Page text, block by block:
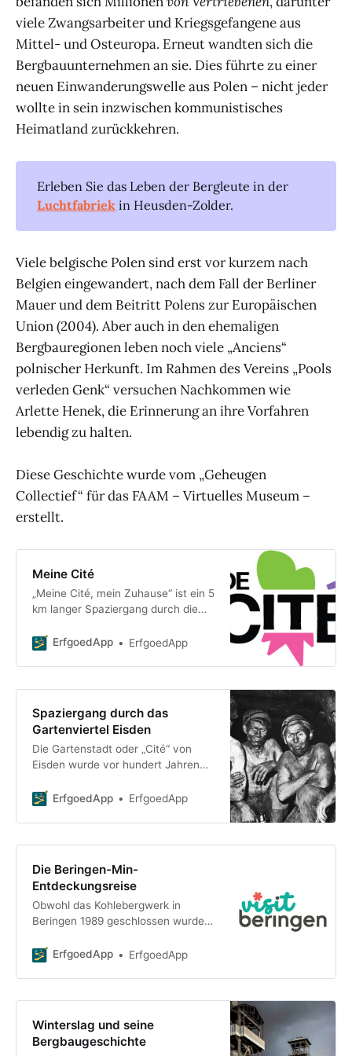
viele Zwangsarbeiter und Kriegsgefangene aus
Mittel- und Osteuropa. Erneut wandten sich die
Bergbauunternehmen an sie. Dies führte zu einer
neuen Einwanderungswelle aus Polen – nicht jeder
wollte in sein inzwischen kommunistisches
Heimatland zurückkehren.
Erleben Sie das Leben der Bergleute in der
Luchtfabriek in Heusden-Zolder.
Viele belgische Polen sind erst vor kurzem nach
Belgien eingewandert, nach dem Fall der Berliner
Mauer und dem Beitritt Polens zur Europäischen
Union (2004). Aber auch in den ehemaligen
Bergbauregionen leben noch viele „Anciens“
polnischer Herkunft. Im Rahmen des Vereins „Pools
verleden Genk“ versuchen Nachkommen wie
Arlette Henek, die Erinnerung an ihre Vorfahren
lebendig zu halten.
Diese Geschichte wurde vom „Geheugen
Collectief“ für das FAAM – Virtuelles Museum –
erstellt.
Meine Cité
„Meine Cité, mein Zuhause“ ist ein 5
km langer Spaziergang durch die
dem bestehenden Rundgang von
ErfgoedApp ErfgoedApp
Spaziergang durch das
Gartenviertel Eisden
Die Gartenstadt oder „Cité“ von
Eisden wurde vor hundert Jahren
ihren Familien Wohnraum zu bieten.
Geschichte
ErfgoedApp ErfgoedApp
Die Beringen-Min-
Entdeckungsreise
Obwohl das Kohlebergwerk in
Beringen 1989 geschlossen wurde,
nach wie vor tief in den sozialen,
ErfgoedApp ErfgoedApp
Winterslag und seine
Bergbaugeschichte